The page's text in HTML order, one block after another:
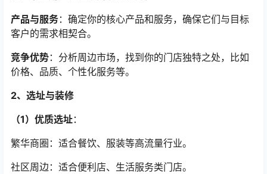
产品与服务：确定你的核心产品和服务，确保它们与目标
客户的需求相契合。
竞争优势：分析周边市场，找到你的门店独特之处，比如
价格、品质、个性化服务等。
2、选址与装修
（1）优质选址：
繁华商圈：适合餐饮、服装等高流量行业。
社区周边：适合便利店、生活服务类门店。